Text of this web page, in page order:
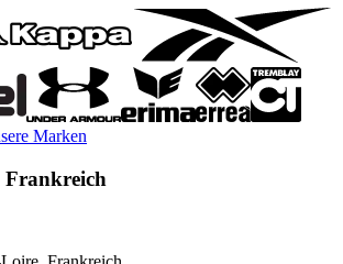
Marken
Frankreich